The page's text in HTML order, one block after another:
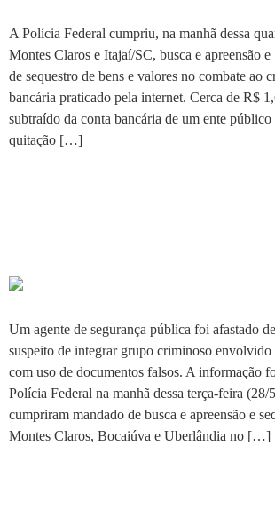
A Polícia Federal cumpriu, na manhã dessa
Montes Claros e Itajaí/SC, busca e apreensão
de sequestro de bens e valores no combate ao
bancária praticado pela internet. Cerca de R$
subtraído da conta bancária de um ente
quitação […]
Um agente de segurança pública foi afastado
suspeito de integrar grupo criminoso envolvido
com uso de documentos falsos. A informação
Polícia Federal na manhã dessa terça-feira (28/
cumpriram mandado de busca e apreensão e
Montes Claros, Bocaiúva e Uberlândia no […]